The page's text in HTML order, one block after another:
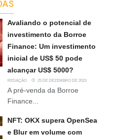
Avaliando o potencial de
investimento da Borroe
Finance: Um investimento
inicial de US$ 50 pode
alcançar US$ 5000?
REDAÇÃO 25 DE DEZEMBRO DE 2023
A pré-venda da Borroe
Finance...
NFT: OKX supera OpenSea
e Blur em volume com